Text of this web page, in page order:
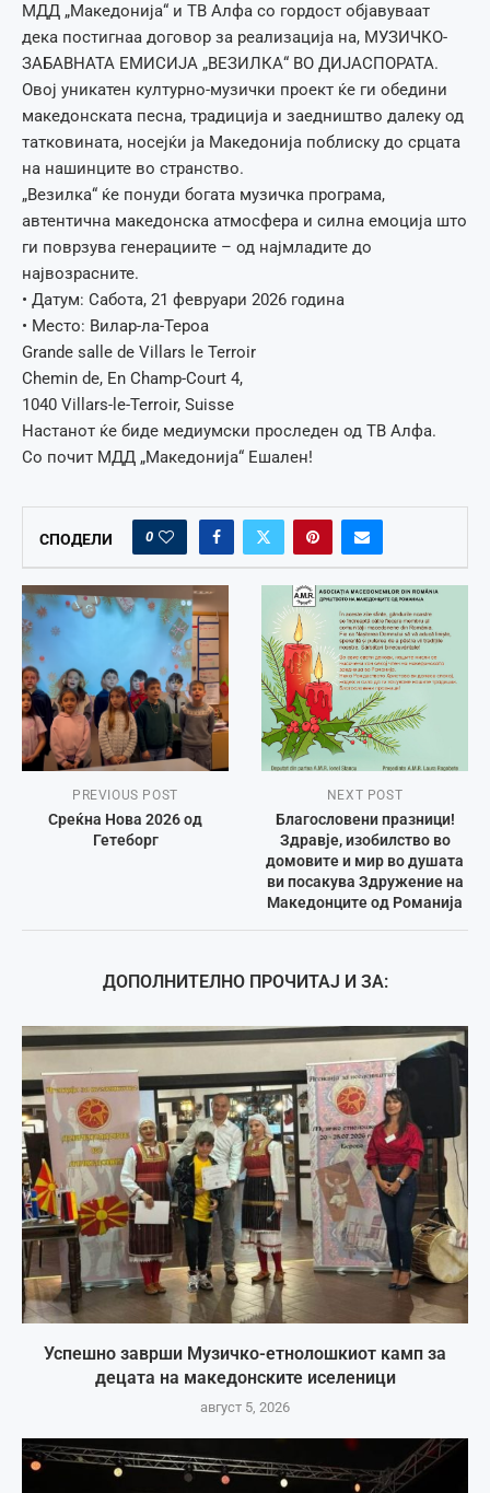
МДД „Македонија“ и ТВ Алфа со гордост објавуваат
дека постигнаа договор за реализација на, МУЗИЧКО-
ЗАБАВНАТА ЕМИСИЈА „ВЕЗИЛКА“ ВО ДИЈАСПОРАТА.
Овој уникатен културно-музички проект ќе ги обедини
македонската песна, традиција и заедништво далеку од
татковината, носејќи ја Македонија поблиску до срцата
на нашинците во странство.
„Везилка“ ќе понуди богата музичка програма,
автентична македонска атмосфера и силна емоција што
ги поврзува генерациите – од најмладите до
највозрасните.
• Датум: Сабота, 21 февруари 2026 година
• Место: Вилар-ла-Тероа
Grande salle de Villars le Terroir
Chemin de, En Champ-Court 4,
1040 Villars-le-Terroir, Suisse
Настанот ќе биде медиумски проследен од ТВ Алфа.
Со почит МДД „Македонија“ Ешален!
СПОДЕЛИ 0
PREVIOUS POST
Среќна Нова 2026 од
Гетеборг
NEXT POST
Благословени празници!
Здравје, изобилство во
домовите и мир во душата
ви посакува Здружение на
Македонците од Романија
ДОПОЛНИТЕЛНО ПРОЧИТАЈ И ЗА:
Успешно заврши Музичко-етнолошкиот камп за
децата на македонските иселеници
август 5, 2026